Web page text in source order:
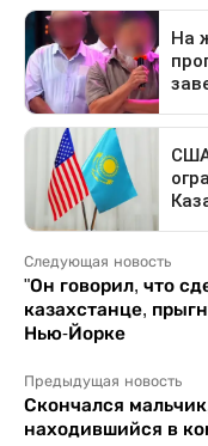
Следующая новость
"Он говорил, что
казахстанце,
Нью-Йорке
Предыдущая новость
Скончался
находившийся в